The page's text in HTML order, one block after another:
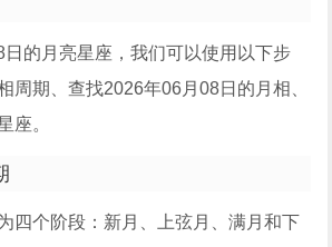
的月亮星座，我们可以使用以下步
周期、查找2026年06月08日的月相、
座。
四个阶段：新月、上弦月、满月和下